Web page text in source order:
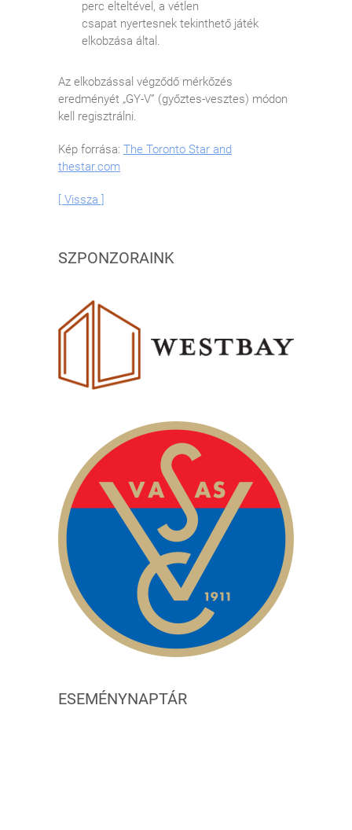
perc elteltével, a vétlen
csapat nyertesnek tekinthető játék
elkobzása által.
Az elkobzással végződő mérkőzés
eredményét „GY-V” (győztes-vesztes) módon
kell regisztrálni.
Kép forrása: The Toronto Star and
thestar.com
[ Vissza ]
SZPONZORAINK
ESEMÉNYNAPTÁR